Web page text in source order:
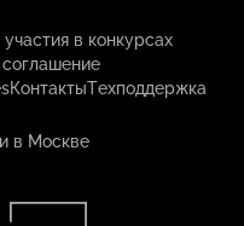
в конкурсах
соглашение
КонтактыТехподдержка
в Москве